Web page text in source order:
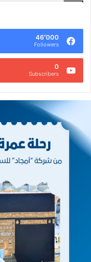
46٬000
Followers
0
Subscribers